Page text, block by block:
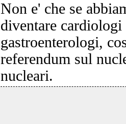
Non e' che se
diventare
gastroenterologi,
referendum sul
nucleari.